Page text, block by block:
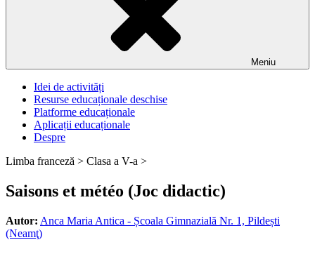
Meniu
Idei de activități
Resurse educaționale deschise
Platforme educaționale
Aplicații educaționale
Despre
Limba franceză > Clasa a V-a >
Saisons et météo (Joc didactic)
Autor: Anca Maria Antica - Școala Gimnazială Nr. 1, Pildești
(Neamţ)